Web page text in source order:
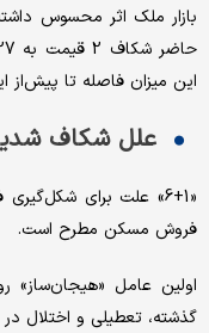
بازار ملک اثر محسوس
این میزان فاصله تا
علل شکاف شدید 2قیمت
«6+1» علت برای
فروش مسکن مطرح است.
اولین عامل «هیجان‌ساز»
گذشته، تعطیلی و اختلال